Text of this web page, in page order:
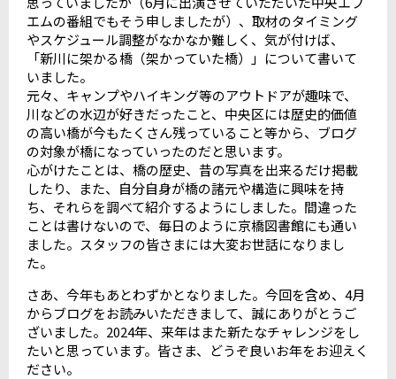
エムの番組でもそう申しましたが）、取材のタイミング
やスケジュール調整がなかなか難しく、気が付けば、
「新川に架かる橋（架かっていた橋）」について書いて
いました。
元々、キャンプやハイキング等のアウトドアが趣味で、
川などの水辺が好きだったこと、中央区には歴史的価値
の高い橋が今もたくさん残っていること等から、ブログ
の対象が橋になっていったのだと思います。
心がけたことは、橋の歴史、昔の写真を出来るだけ掲載
したり、また、自分自身が橋の諸元や構造に興味を持
ち、それらを調べて紹介するようにしました。間違った
ことは書けないので、毎日のように京橋図書館にも通い
ました。スタッフの皆さまには大変お世話になりまし
た。
さあ、今年もあとわずかとなりました。今回を含め、4月
からブログをお読みいただきまして、誠にありがとうご
ざいました。2024年、来年はまた新たなチャレンジをし
たいと思っています。皆さま、どうぞ良いお年をお迎えく
ださい。